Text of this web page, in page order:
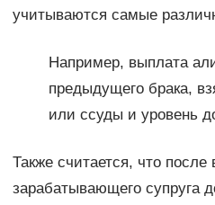
учитываются самые
Например, выплата
предыдущего брака,
или ссуды и уровень
Также считается, что
зарабатывающего супруга